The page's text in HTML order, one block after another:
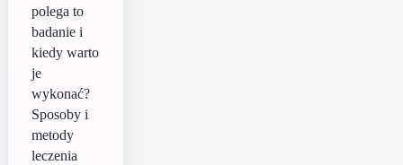
polega to
badanie i
kiedy warto
je
wykonać?
Sposoby i
metody
leczenia